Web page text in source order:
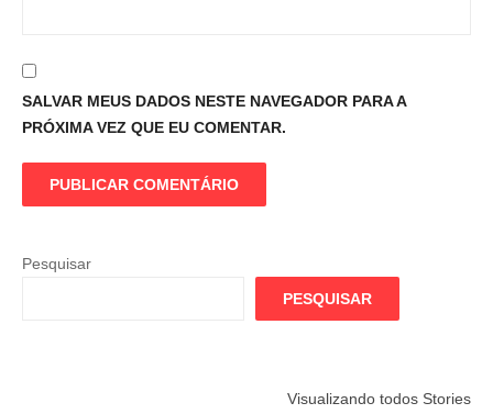
SALVAR MEUS DADOS NESTE NAVEGADOR PARA A
PRÓXIMA VEZ QUE EU COMENTAR.
Pesquisar
PESQUISAR
Visualizando todos Stories